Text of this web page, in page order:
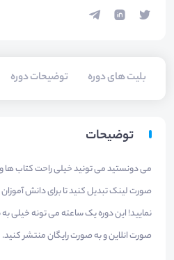
بلیت های دوره توضیحات دوره
توضیحات
می دونستید می تونید خیلی راحت کتاب ها
صورت لینک تبدیل کنید تا برای دانش
نمایید! این دوره یک ساعته می تونه خیلی
صورت انلاین و به صورت رایگان منتشر کنید.